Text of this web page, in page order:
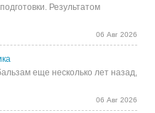
Результатом
06 Авг 2026
еще несколько лет назад,
06 Авг 2026